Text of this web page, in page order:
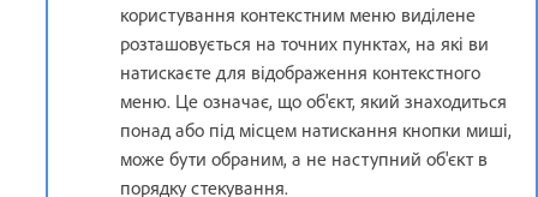
користування контекстним меню виділене
розташовується на точних пунктах, на які ви
натискаєте для відображення контекстного
меню. Це означає, що об'єкт, який знаходиться
понад або під місцем натискання кнопки миші,
може бути обраним, а не наступний об'єкт в
порядку стекування.